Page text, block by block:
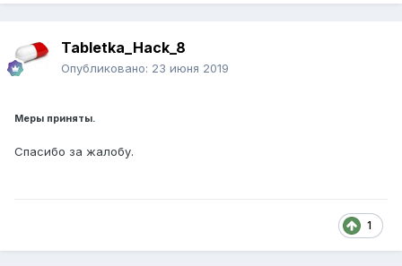
Tabletka_Hack_8
Опубликовано: 23 июня 2019
Меры приняты.
Спасибо за жалобу.
1